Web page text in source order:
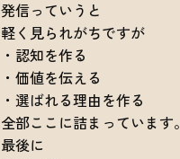
発信っていうと
軽く見られがちですが
・認知を作る
・価値を伝える
・選ばれる理由を作る
全部ここに詰まっています。
最後に